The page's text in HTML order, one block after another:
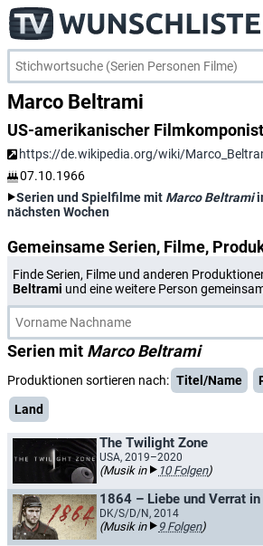
Marco Beltrami
US-amerikanischer Filmkomponist
https://de.wikipedia.org/wiki/
07.10.1966
Serien und Spielfilme mit Marco Beltrami
nächsten Wochen
Gemeinsame Serien, Filme,
Finde Serien, Filme und anderen
Beltrami und eine weitere Person
Serien mit Marco Beltrami
Produktionen sortieren nach: Titel/Name
Land
The Twilight Zone
USA, 2019–2020
(Musik in 10 Folgen)
1864 – Liebe und Verrat
DK/S/D/N, 2014
(Musik in 9 Folgen)